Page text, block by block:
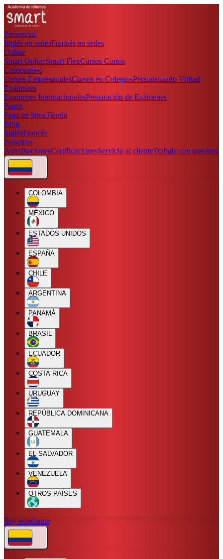
Presencial
Inglés en sedesFrancés en sedes
Online
Smart OnlineSmart FlexCursos Cortos
Corporativo
Cursos EmpresarialesCursos en ColegiosPersonalizado Virtual
Exámenes
Examenes InternacionalesPreparación de Exámenes
Pagos
Paga en líneaTienda
Blog
InglésFrancés
Nosotros
AcreditacionesCertificacionesServicio al clienteTrabaja con nosotros
COLOMBIA
MÉXICO
ESTADOS UNIDOS
ESPAÑA
CHILE
ARGENTINA
PANAMÁ
BRASIL
ECUADOR
COSTA RICA
URUGUAY
REPÚBLICA DOMINICANA
GUATEMALA
EL SALVADOR
VENEZUELA
OTROS PAÍSES
Soy estudiante